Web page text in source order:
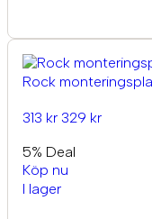
Rock
313 kr 329 kr
5% Deal
Köp nu
I lager